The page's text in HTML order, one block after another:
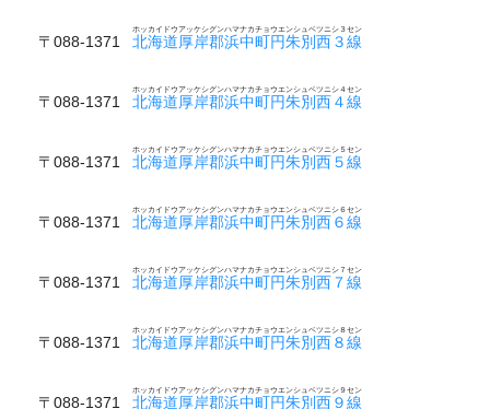
〒088-1371 北海道厚岸郡浜中町円朱別西３線
ホッカイドウアッケシグンハマナカチョウエンシュベツニシ３セン
〒088-1371 北海道厚岸郡浜中町円朱別西４線
ホッカイドウアッケシグンハマナカチョウエンシュベツニシ４セン
〒088-1371 北海道厚岸郡浜中町円朱別西５線
ホッカイドウアッケシグンハマナカチョウエンシュベツニシ５セン
〒088-1371 北海道厚岸郡浜中町円朱別西６線
ホッカイドウアッケシグンハマナカチョウエンシュベツニシ６セン
〒088-1371 北海道厚岸郡浜中町円朱別西７線
ホッカイドウアッケシグンハマナカチョウエンシュベツニシ７セン
〒088-1371 北海道厚岸郡浜中町円朱別西８線
ホッカイドウアッケシグンハマナカチョウエンシュベツニシ８セン
〒088-1371 北海道厚岸郡浜中町円朱別西９線
ホッカイドウアッケシグンハマナカチョウエンシュベツニシ９セン